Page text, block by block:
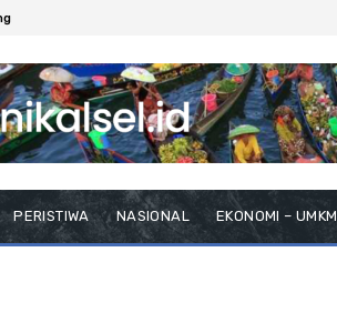
PERISTIWA NASIONAL EKONOMI – UMKM